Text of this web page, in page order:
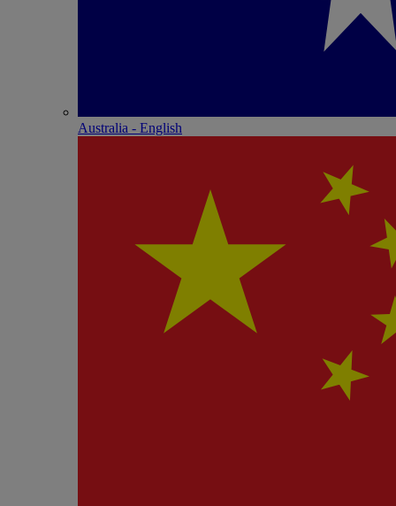
Australia - English